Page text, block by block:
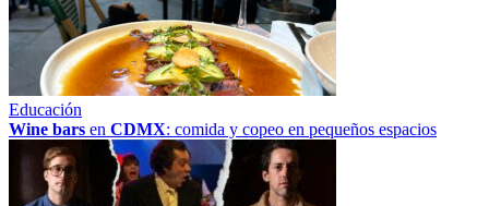
Educación
Wine bars en CDMX: comida y copeo en pequeños espacios